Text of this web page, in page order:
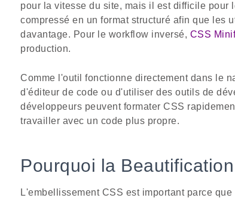
pour la vitesse du site, mais il est difficile pour
compressé en un format structuré afin que les
davantage. Pour le workflow inversé, CSS
production.
Comme l'outil fonctionne directement dans le
d'éditeur de code ou d'utiliser des outils de
développeurs peuvent formater CSS
travailler avec un code plus propre.
Pourquoi la
L'embellissement CSS est important parce